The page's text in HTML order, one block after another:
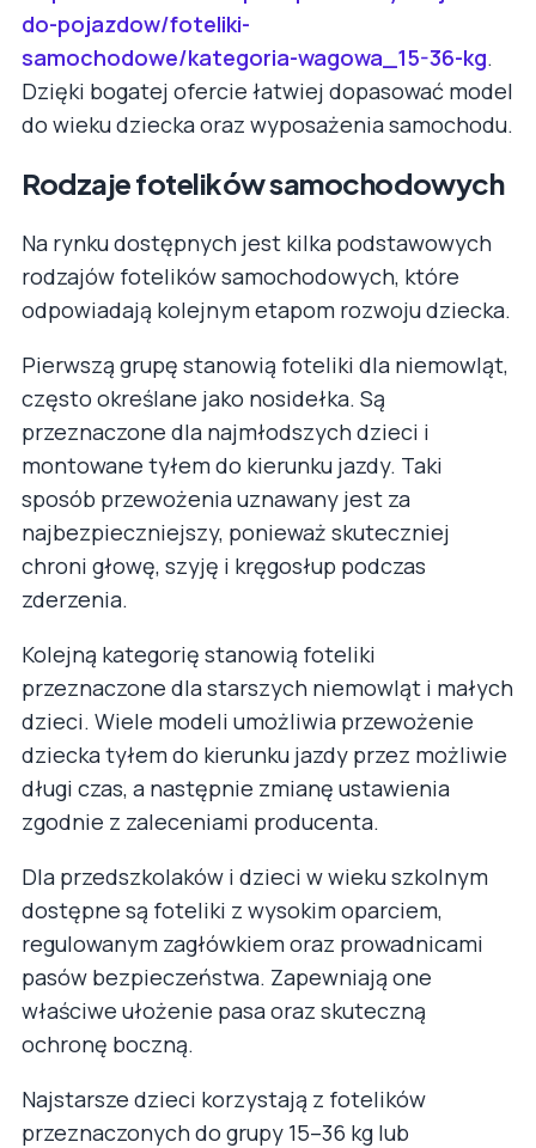
do-pojazdow/foteliki-
samochodowe/kategoria-wagowa_15-36-kg.
Dzięki bogatej ofercie łatwiej dopasować model
do wieku dziecka oraz wyposażenia samochodu.
Rodzaje fotelików samochodowych
Na rynku dostępnych jest kilka podstawowych
rodzajów fotelików samochodowych, które
odpowiadają kolejnym etapom rozwoju dziecka.
Pierwszą grupę stanowią foteliki dla niemowląt,
często określane jako nosidełka. Są
przeznaczone dla najmłodszych dzieci i
montowane tyłem do kierunku jazdy. Taki
sposób przewożenia uznawany jest za
najbezpieczniejszy, ponieważ skuteczniej
chroni głowę, szyję i kręgosłup podczas
zderzenia.
Kolejną kategorię stanowią foteliki
przeznaczone dla starszych niemowląt i małych
dzieci. Wiele modeli umożliwia przewożenie
dziecka tyłem do kierunku jazdy przez możliwie
długi czas, a następnie zmianę ustawienia
zgodnie z zaleceniami producenta.
Dla przedszkolaków i dzieci w wieku szkolnym
dostępne są foteliki z wysokim oparciem,
regulowanym zagłówkiem oraz prowadnicami
pasów bezpieczeństwa. Zapewniają one
właściwe ułożenie pasa oraz skuteczną
ochronę boczną.
Najstarsze dzieci korzystają z fotelików
przeznaczonych do grupy 15–36 kg lub